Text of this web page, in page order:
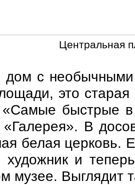
Центральная
дом с
это старая
быстрые в
«Галерея». В
белая церковь.
художник и
музее. Выглядит